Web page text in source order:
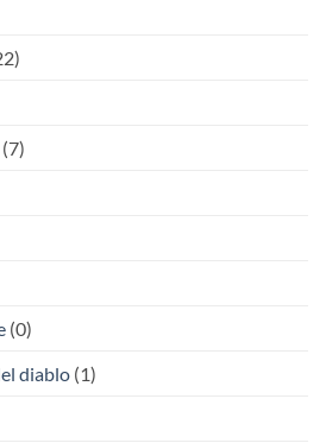
(7)
(0)
diablo (1)